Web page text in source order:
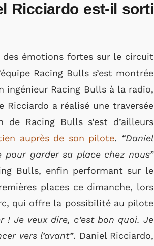
Ricciardo est-il sorti
des émotions fortes sur le circuit
Racing Bulls s’est montrée
ingénieur Racing Bulls à la radio,
Ricciardo a réalisé une traversée
Racing Bulls s’est d’ailleurs
auprès de son pilote. “Daniel
garder sa place chez nous”
Bulls, enfin performant sur le
places ce dimanche, lors
qui offre la possibilité au pilote
! Je veux dire, c’est bon quoi. Je
vers l’avant”. Daniel Ricciardo,